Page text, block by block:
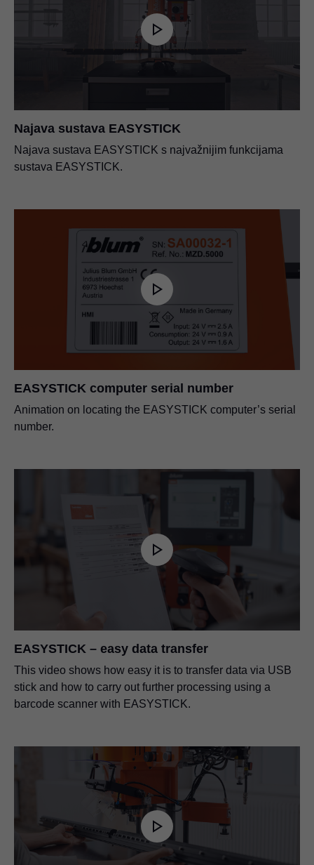
Najava sustava EASYSTICK
Najava sustava EASYSTICK s najvažnijim funkcijama
sustava EASYSTICK.
EASYSTICK computer serial number
Animation on locating the EASYSTICK computer’s serial
number.
EASYSTICK – easy data transfer
This video shows how easy it is to transfer data via USB
stick and how to carry out further processing using a
barcode scanner with EASYSTICK.